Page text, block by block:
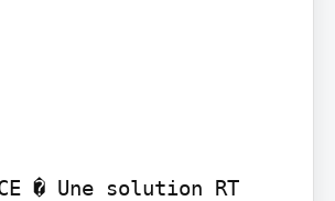
� Une solution RT